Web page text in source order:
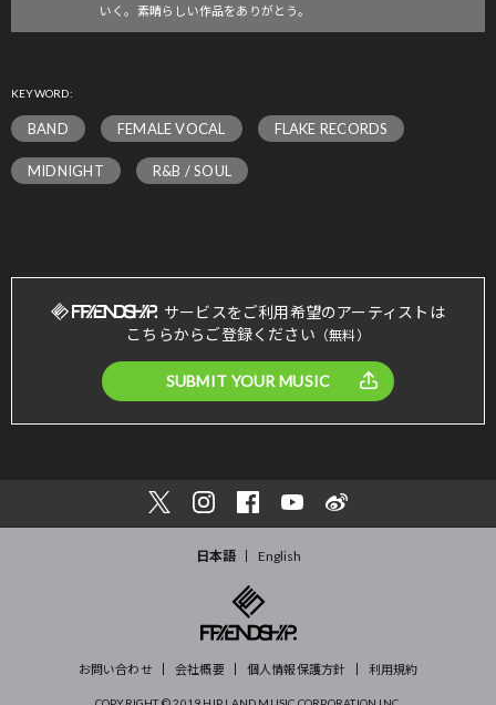
いく。素晴らしい作品をありがとう。
KEYWORD:
BAND FEMALE VOCAL FLAKE RECORDS
MIDNIGHT R&B / SOUL
サービスをご利用希望のアーティストは
こちらからご登録ください （無料）
SUBMIT YOUR MUSIC
日本語 English
お問い合わせ 会社概要 個人情報保護方針 利用規約